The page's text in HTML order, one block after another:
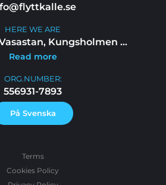
ORG.NUMBER:
556931-7893
På Svenska
HERE WE ARE
Kungsholmen ...
Read more
Terms
Cookies Policy